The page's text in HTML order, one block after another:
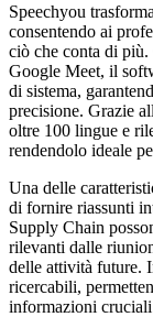
Speechyou
consentendo ai
ciò che conta di
Google Meet, il
di sistema,
precisione. Grazie
oltre 100 lingue e
rendendolo ideale
Una delle
di fornire riassunti
Supply Chain
rilevanti dalle
delle attività future.
ricercabili,
informazioni cruciali